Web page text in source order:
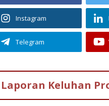
Instagram
Telegram
Laporan Keluhan